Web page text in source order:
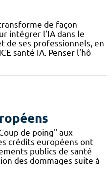
de façon
intégrer l’IA dans le
de ses professionnels, en
santé IA. Penser l’hô
de poing" aux
crédits européens ont
publics de santé
des dommages suite à